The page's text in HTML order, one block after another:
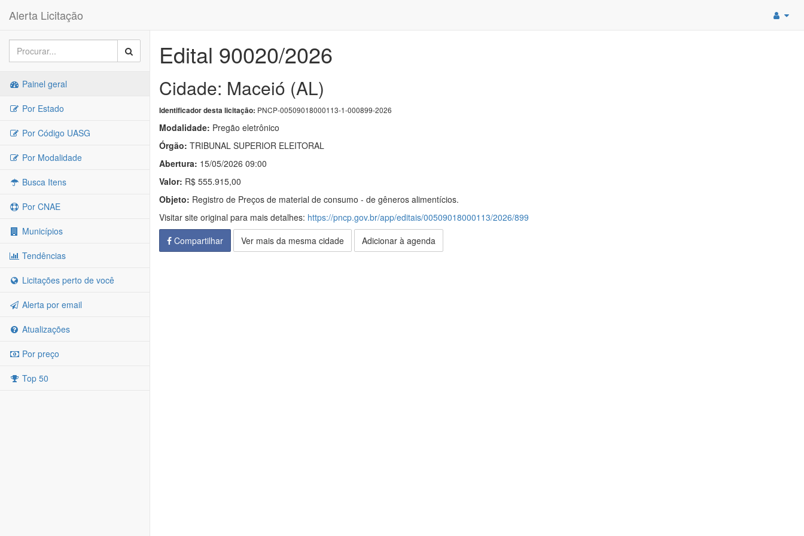
Alerta Licitação
Painel geral
Por Estado
Por Código UASG
Por Modalidade
Busca Itens
Por CNAE
Municípios
Tendências
Licitações perto de você
Alerta por email
Atualizações
Por preço
Top 50
Edital 90020/2026
Cidade: Maceió (AL)
Identificador desta licitação: PNCP-00509018000113-1-000899-2026
Modalidade: Pregão eletrônico
Órgão: TRIBUNAL SUPERIOR ELEITORAL
Abertura: 15/05/2026 09:00
Valor: R$ 555.915,00
Objeto: Registro de Preços de material de consumo - de gêneros alimentícios.
Visitar site original para mais detalhes: https://pncp.gov.br/app/editais/00509018000113/2026/899
Compartilhar
Ver mais da mesma cidade Adicionar à agenda